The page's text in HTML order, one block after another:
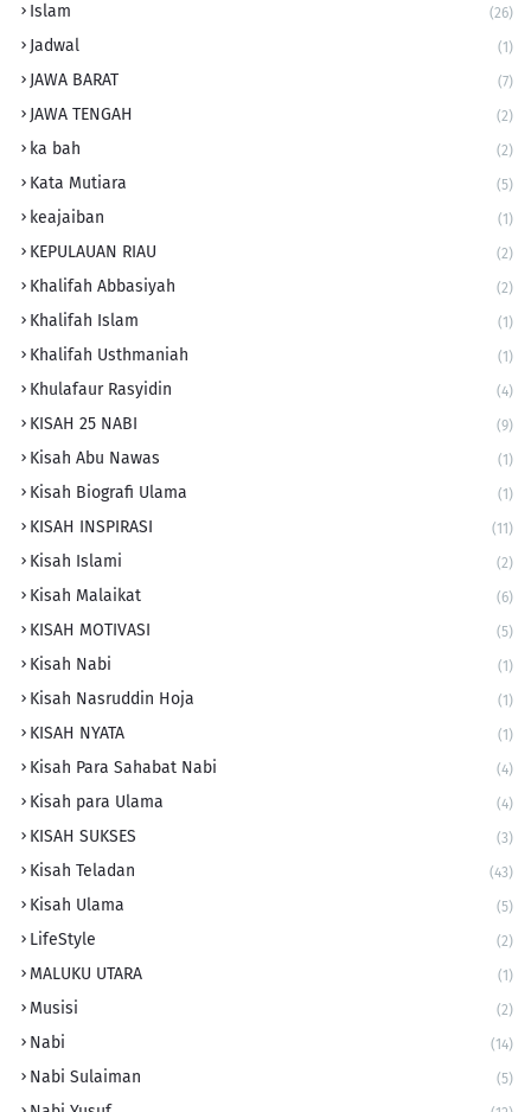
Islam (26)
Jadwal (1)
JAWA BARAT (7)
JAWA TENGAH (2)
ka bah (2)
Kata Mutiara (5)
keajaiban (1)
KEPULAUAN RIAU (2)
Khalifah Abbasiyah (2)
Khalifah Islam (1)
Khalifah Usthmaniah (1)
Khulafaur Rasyidin (4)
KISAH 25 NABI (9)
Kisah Abu Nawas (1)
Kisah Biografi Ulama (1)
KISAH INSPIRASI (11)
Kisah Islami (2)
Kisah Malaikat (6)
KISAH MOTIVASI (5)
Kisah Nabi (1)
Kisah Nasruddin Hoja (1)
KISAH NYATA (1)
Kisah Para Sahabat Nabi (4)
Kisah para Ulama (4)
KISAH SUKSES (3)
Kisah Teladan (43)
Kisah Ulama (5)
LifeStyle (2)
MALUKU UTARA (1)
Musisi (2)
Nabi (14)
Nabi Sulaiman (5)